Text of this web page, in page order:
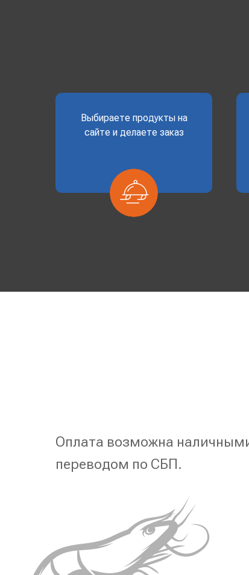
Выбираете продукты на
сайте и делаете заказ
Оплата возможна
переводом по СБП.